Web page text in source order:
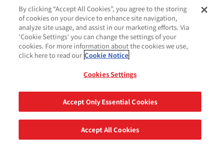
법적 및 개인정보보호 공지
쿠키 정책
©2026 Avery Dennison Corporation. All Rights Reserved.
By clicking “Accept All Cookies”, you agree to the storing
of cookies on your device to enhance site navigation,
analyze site usage, and assist in our marketing efforts. Via
'Cookie Settings' you can change the settings of your
cookies. For more information about the cookies we use,
click here to read our Cookie Notice
Cookies Settings
Accept Only Essential Cookies
Accept All Cookies